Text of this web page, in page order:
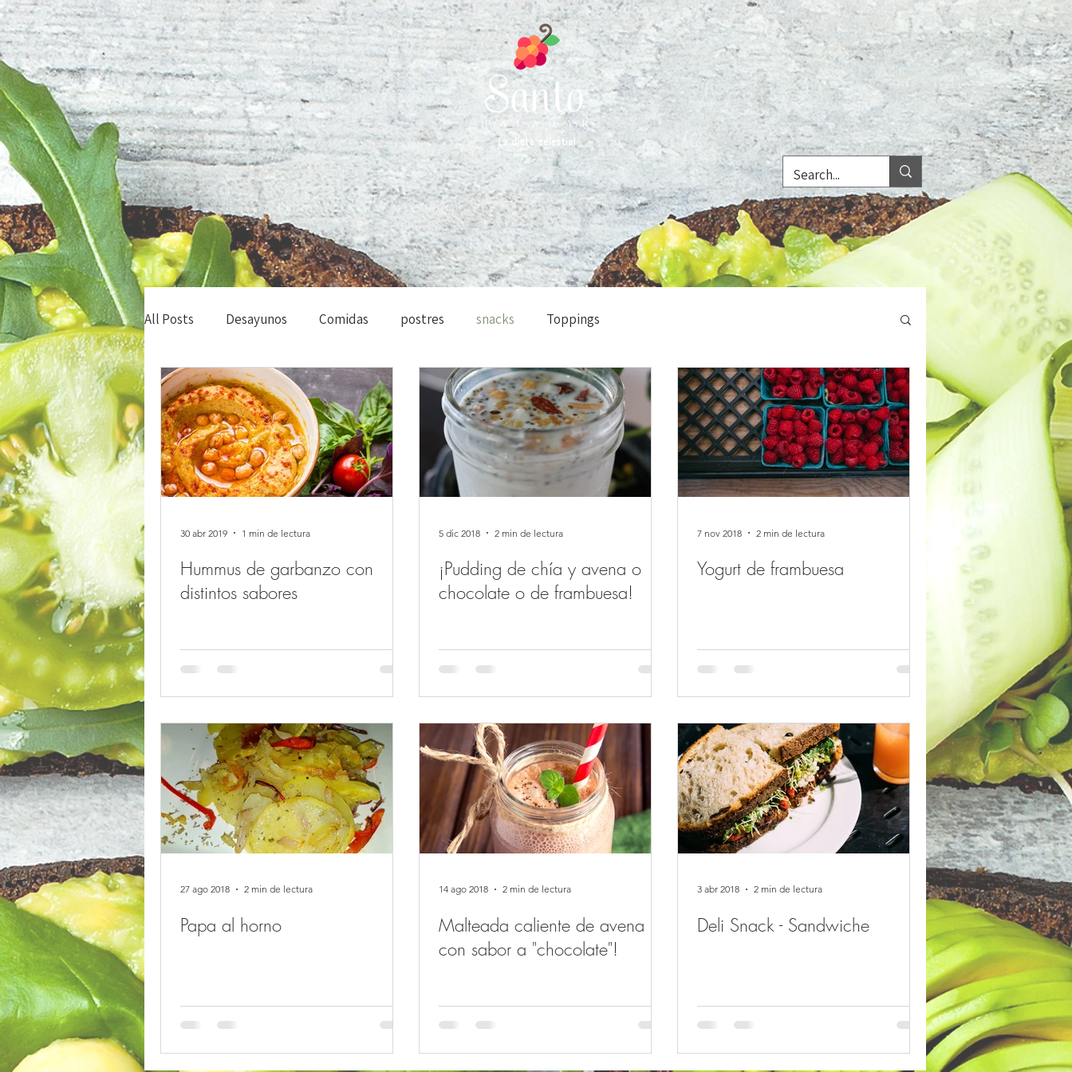
All Posts Desayunos Comidas postres snacks Toppings
Hummus de garbanzo con
distintos sabores
30 abr 2019 1 min de lectura
¡Pudding de chía y avena o
chocolate o de frambuesa!
5 dic 2018 2 min de lectura
Yogurt de frambuesa
7 nov 2018 2 min de lectura
Papa al horno
27 ago 2018 2 min de lectura
Malteada caliente de avena
con sabor a "chocolate"!
14 ago 2018 2 min de lectura
Deli Snack - Sandwiche
3 abr 2018 2 min de lectura